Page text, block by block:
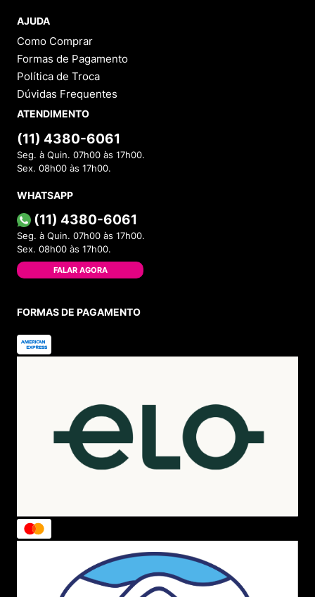
AJUDA
Como Comprar
Formas de Pagamento
Política de Troca
Dúvidas Frequentes
ATENDIMENTO
(11) 4380-6061
Seg. à Quin. 07h00 às 17h00.
Sex. 08h00 às 17h00.
WHATSAPP
(11) 4380-6061
Seg. à Quin. 07h00 às 17h00.
Sex. 08h00 às 17h00.
FALAR AGORA
FORMAS DE PAGAMENTO